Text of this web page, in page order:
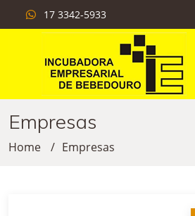
17 3342-5933
Empresas
Home Empresas